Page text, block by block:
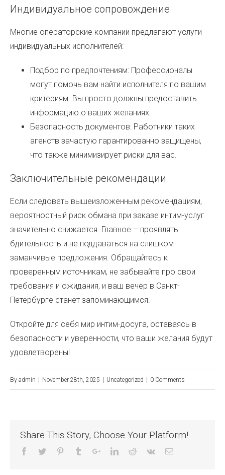
Индивидуальное сопровождение
Многие операторские компании предлагают услуги
индивидуальных исполнителей:
Подбор по предпочтениям: Профессионалы
могут помочь вам найти исполнителя по вашим
критериям. Вы просто должны предоставить
информацию о ваших желаниях.
Безопасность документов: Работники таких
агенств зачастую гарантированно защищены,
что также минимизирует риски для вас.
Заключительные рекомендации
Если следовать вышеизложенным рекомендациям,
вероятностный риск обмана при заказе интим-услуг
значительно снижается. Главное – проявлять
бдительность и не поддаваться на слишком
заманчивые предложения. Обращайтесь к
проверенным источникам, не забывайте про свои
требования и ожидания, и ваш вечер в Санкт-
Петербурге станет запоминающимся.
Откройте для себя мир интим-досуга, оставаясь в
безопасности и уверенности, что ваши желания будут
удовлетворены!
By admin November 28th, 2025 Uncategorized 0 Comments
Share This Story, Choose Your Platform!